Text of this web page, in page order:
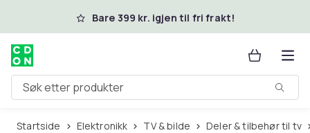
Hopp til hovedinnholdBare 399 kr. igjen til fri frakt!
Søk etter produkter
Startside Elektronikk TV & bilde Deler & tilbehør til tv